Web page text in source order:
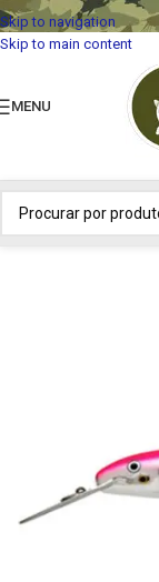
Skip to navigation
Skip to main content
MENU